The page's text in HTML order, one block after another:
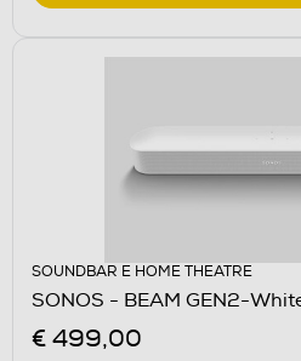
SOUNDBAR E HOME THEATRE
SONOS - BEAM GEN2-
€ 499,00